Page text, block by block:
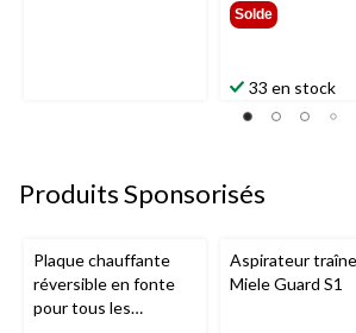
Solde
33 en stock
Produits Sponsorisés
Plaque chauffante
réversible en fonte
pour tous les
Aspirateur
Miele Guard S1